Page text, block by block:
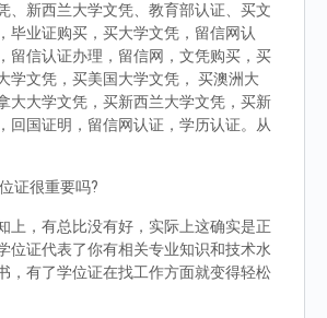
、新西兰大学文凭、教育部认证、买文
毕业证购买，买大学文凭，留信网认
留信认证办理，留信网，文凭购买，买
学文凭，买美国大学文凭， 买澳洲大
大大学文凭，买新西兰大学文凭，买新
回国证明，留信网认证，学历认证。从
证很重要吗?
上，有总比没有好，实际上这确实是正
位证代表了你有相关专业知识和技术水
，有了学位证在找工作方面就变得轻松